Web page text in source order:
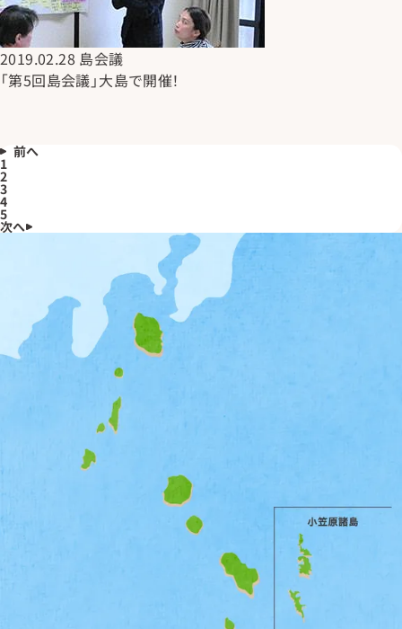
2019.02.28 島会議
「第5回島会議」大島で開催！
前へ
1
2
3
4
5
次へ